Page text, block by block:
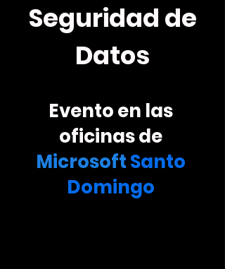
Seguridad de
Datos
Evento en las
oficinas de
MicrosoftSanto
Domingo